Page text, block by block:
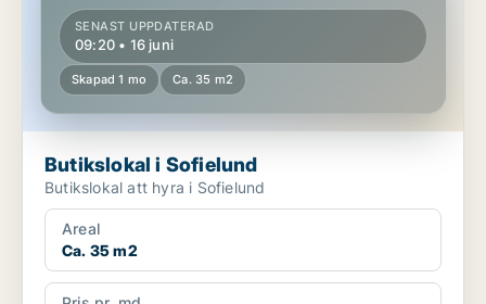
SENAST UPPDATERAD
09:20 • 16 juni
Skapad 1 mo Ca. 35 m2
Butikslokal i Sofielund
Butikslokal att hyra i Sofielund
Areal
Ca. 35 m2